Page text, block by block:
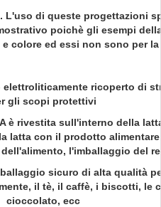
L'uso di queste progettazioni
poichè gli esempi
colore ed essi non sono per
ricoperto di
gli scopi protettivi
è rivestita sull'interno della
latta con il prodotto
l'imballaggio del
sicuro di alta qualità
il tè, il caffè, i biscotti, le
cioccolato, ecc